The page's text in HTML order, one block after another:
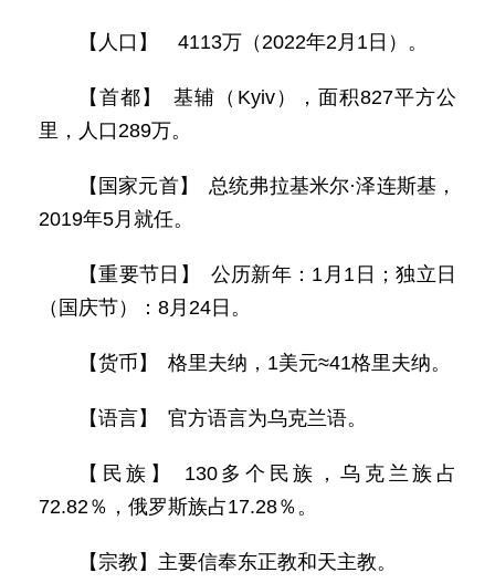
【人口】 4113万（2022年2月1日）。
【首都】 基辅（Kyiv），面积827平方公
里，人口289万。
【国家元首】 总统弗拉基米尔·泽连斯基，
2019年5月就任。
【重要节日】 公历新年：1月1日；独立日
（国庆节）：8月24日。
【货币】 格里夫纳，1美元≈41格里夫纳。
【语言】 官方语言为乌克兰语。
【民族】 130多个民族，乌克兰族占
72.82％，俄罗斯族占17.28％。
【宗教】主要信奉东正教和天主教。